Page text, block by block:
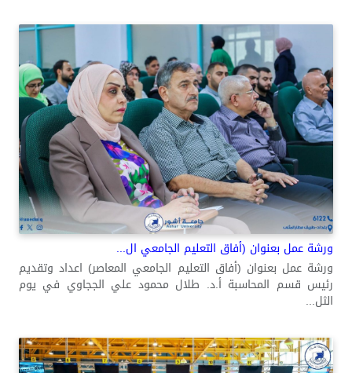
ورشة عمل بعنوان (أفاق التعليم الجامعي ال...
ورشة عمل بعنوان (أفاق التعليم الجامعي المعاصر) اعداد وتقديم
رئيس قسم المحاسبة أ.د. طلال محمود علي الججاوي في يوم
الثل...